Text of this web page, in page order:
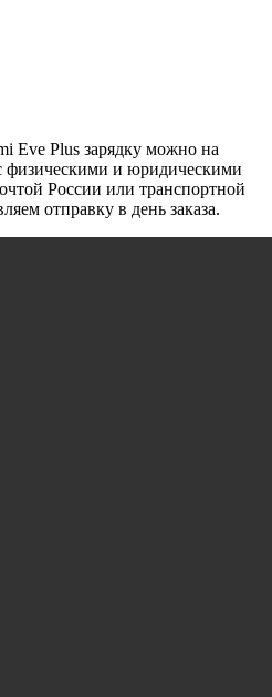
Eve Plus зарядку можно на
физическими и юридическими
России или транспортной
отправку в день заказа.